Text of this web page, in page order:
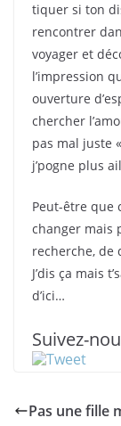
tiquer si ton
rencontrer
voyager et
l’impression
ouverture
chercher
pas mal juste
j’pogne plus
Peut-être que
changer mais
recherche, de
J’dis ça mais
d’ici…
Suivez-
Pas une fille